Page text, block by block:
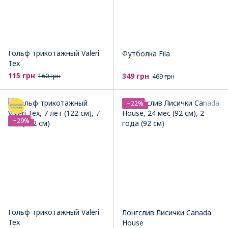
Гольф трикотажный Valeri
Tex
115 грн 160 грн
Футболка Fila
349 грн 469 грн
−29%
Гольф трикотажный Valeri
Tex
−22%
Лонгслив Лисички Canada
House